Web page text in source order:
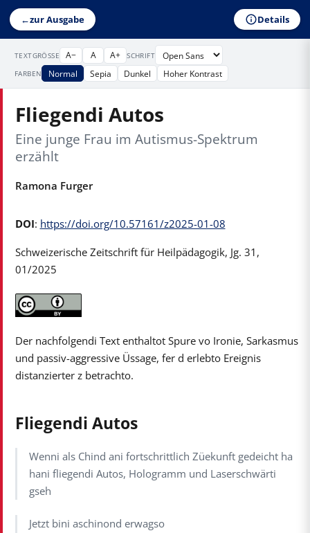
←zur Ausgabe Details
TEXTGRÖSSE A− A A+
SCHRIFT
FARBEN
Normal Sepia Dunkel Hoher Kontrast
Fliegendi Autos
Eine junge Frau im Autismus-Spektrum
erzählt
Ramona Furger
DOI: https://doi.org/10.57161/z2025-01-08
Schweizerische Zeitschrift für Heilpädagogik, Jg. 31,
01/2025
Der nachfolgendi Text enthaltot Spure vo Ironie, Sarkasmus
und passiv-aggressive Üssage, fer d erlebto Ereignis
distanzierter z betrachto.
Fliegendi Autos
Wenni als Chind ani fortschrittlich Züekunft gedeicht ha
hani fliegendi Autos, Hologramm und Laserschwärti
gseh
Jetzt bini aschinond erwagso